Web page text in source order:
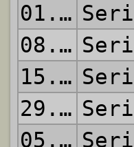
01.12.1957
08.12.1957
15.12.1957
29.12.1957
05.01.1958